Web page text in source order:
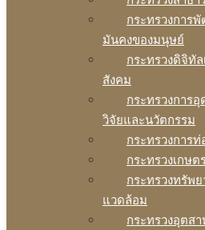
กระทรวงการ
มันคงของมนุษย์
กระทรวงดิจิทั
สังคม
กระทรวงการ
วิจัยและนวัตกรรม
กระทรวงการ
กระทรวงเกษ
กระทรวงทรัพ
แวดล้อม
กระทรวงอุตส